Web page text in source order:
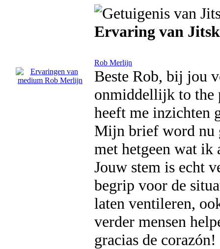
Ervaring van
Rob Merlijn
Beste Rob, bij jou
onmiddellijk to the
heeft me inzichten
Mijn brief word nu
met hetgeen wat ik
Jouw stem is echt
begrip voor de
laten ventileren,
verder mensen
gracias de corazón!